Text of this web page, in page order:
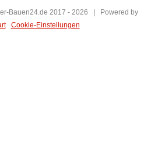
Bauen24.de 2017 - 2026 | Powered by
Cookie-Einstellungen